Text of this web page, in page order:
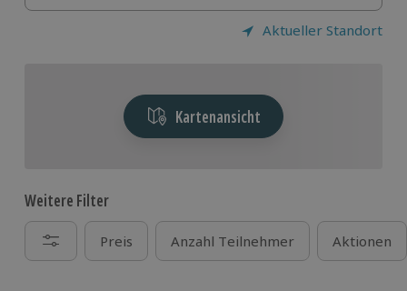
Aktueller Standort
Kartenansicht
Weitere Filter
Preis Anzahl Teilnehmer Aktionen